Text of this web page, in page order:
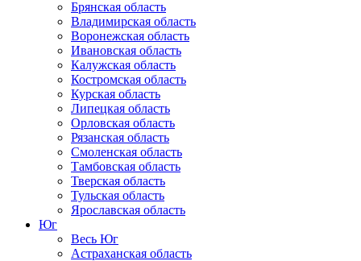
Брянская область
Владимирская область
Воронежская область
Ивановская область
Калужская область
Костромская область
Курская область
Липецкая область
Орловская область
Рязанская область
Смоленская область
Тамбовская область
Тверская область
Тульская область
Ярославская область
Юг
Весь Юг
Астраханская область